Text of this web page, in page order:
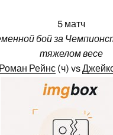
5 матч
бой за
тяжелом весе
Роман Рейнс (ч) vs